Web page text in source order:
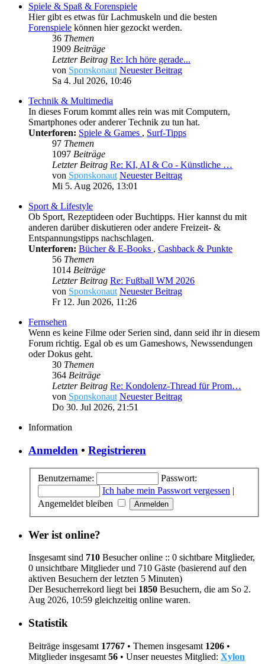
Spiele & Spaß & Forenspiele
Hier gibt es etwas für Lachmuskeln und die besten
Forenspiele können hier gezockt werden.
36 Themen
1909 Beiträge
Letzter Beitrag Re: Ich höre gerade...
von Sponskonaut Neuester Beitrag
Sa 4. Jul 2026, 10:46
Technik & Multimedia
In dieses Forum kommt alles rein was mit Computern,
Smartphones oder anderer Technik zu tun hat.
Unterforen: Spiele & Games , Surf-Tipps
97 Themen
1097 Beiträge
Letzter Beitrag Re: KI, AI & Co - Künstliche …
von Sponskonaut Neuester Beitrag
Mi 5. Aug 2026, 13:01
Sport & Lifestyle
Ob Sport, Rezeptideen oder Buchtipps. Hier kannst du mit
anderen darüber diskutieren oder andere Freizeit- &
Entspannungstipps nachschlagen.
Unterforen: Bücher & E-Books , Cashback & Punkte
56 Themen
1014 Beiträge
Letzter Beitrag Re: Fußball WM 2026
von Sponskonaut Neuester Beitrag
Fr 12. Jun 2026, 11:26
Fernsehen
Wenn es keine Filme oder Serien sind, dann seid ihr in diesem
Forum richtig. Egal ob es um Gameshows, Newssendungen
oder Dokus geht.
30 Themen
364 Beiträge
Letzter Beitrag Re: Kondolenz-Thread für Prom…
von Sponskonaut Neuester Beitrag
Do 30. Jul 2026, 21:51
Information
Anmelden • Registrieren
Benutzername:
Passwort:
Ich habe mein Passwort vergessen |
Angemeldet bleiben
Wer ist online?
Insgesamt sind 710 Besucher online :: 0 sichtbare Mitglieder,
0 unsichtbare Mitglieder und 710 Gäste (basierend auf den
aktiven Besuchern der letzten 5 Minuten)
Der Besucherrekord liegt bei 1850 Besuchern, die am So 2.
Aug 2026, 10:59 gleichzeitig online waren.
Statistik
Beiträge insgesamt 17767 • Themen insgesamt 1206 •
Mitglieder insgesamt 56 • Unser neuestes Mitglied: Xylon